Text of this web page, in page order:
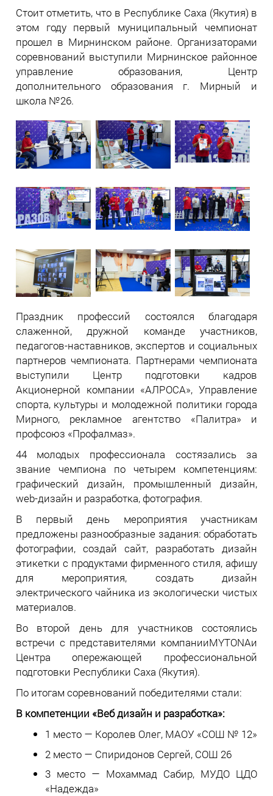
Стоит отметить, что в Республике Саха (Якутия) в
этом году первый муниципальный чемпионат
прошел в Мирнинском районе. Организаторами
соревнований выступили Мирнинское районное
управление образования, Центр
дополнительного образования г. Мирный и
школа №26.
Праздник профессий состоялся благодаря
слаженной, дружной команде участников,
педагогов-наставников, экспертов и социальных
партнеров чемпионата. Партнерами чемпионата
выступили Центр подготовки кадров
Акционерной компании «АЛРОСА», Управление
спорта, культуры и молодежной политики города
Мирного, рекламное агентство «Палитра» и
профсоюз «Профалмаз».
44 молодых профессионала состязались за
звание чемпиона по четырем компетенциям:
графический дизайн, промышленный дизайн,
web-дизайн и разработка, фотография.
В первый день мероприятия участникам
предложены разнообразные задания: обработать
фотографии, создай сайт, разработать дизайн
этикетки с продуктами фирменного стиля, афишу
для мероприятия, создать дизайн
электрического чайника из экологически чистых
материалов.
Во второй день для участников состоялись
встречи с представителями компанииMYTONAи
Центра опережающей профессиональной
подготовки Республики Саха (Якутия).
По итогам соревнований победителями стали:
В компетенции «Веб дизайн и разработка»:
1 место — Королев Олег, МАОУ «СОШ № 12»
2 место — Спиридонов Сергей, СОШ 26
3 место — Мохаммад Сабир, МУДО ЦДО
«Надежда»